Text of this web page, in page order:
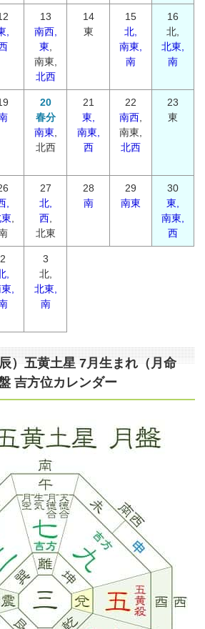
,
13
南西,
東
南東,
北西
14
東
15
北,
南東,
南
16
北,
北東,
南
20
春分
南東
北西
21
東,
南東,
西
22
南西
南東,
北西
23
東
,
27
北,
西,
北東
28
南
29
南東
30
東,
南東,
西
2
,
,
3
北,
北東,
南
）五黄土星 7月生まれ（月命
吉方位カレンダー